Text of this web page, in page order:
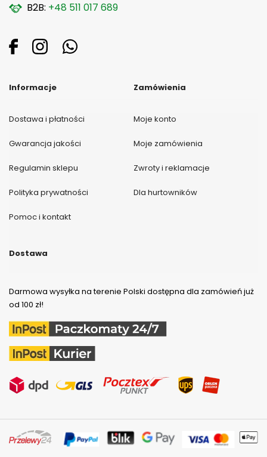
B2B: +48 511 017 689
Informacje
Dostawa i płatności
Gwarancja jakości
Regulamin sklepu
Polityka prywatności
Pomoc i kontakt
Zamówienia
Moje konto
Moje zamówienia
Zwroty i reklamacje
Dla hurtowników
Dostawa
Darmowa wysyłka na terenie Polski dostępna dla zamówień już
od 100 zł!